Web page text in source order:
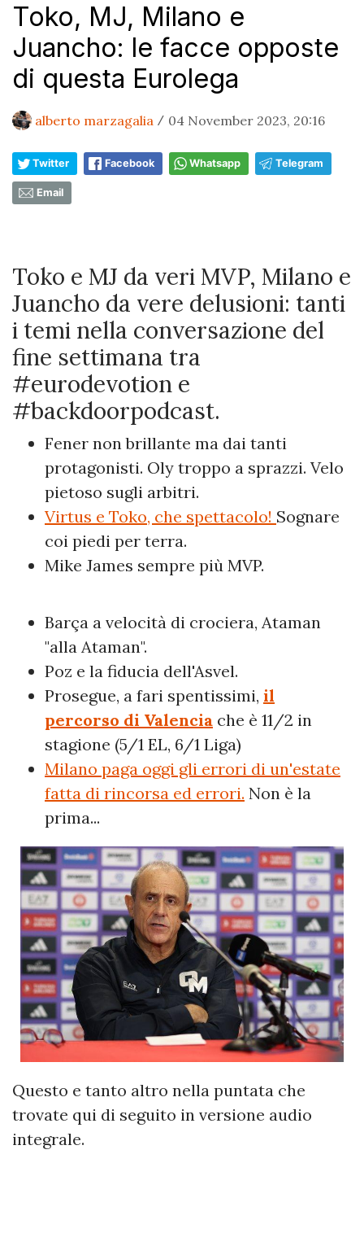
Toko, MJ, Milano e
Juancho: le facce opposte
di questa Eurolega
alberto marzagalia / 04 November 2023, 20:16
Twitter Facebook Whatsapp Telegram
Email
Toko e MJ da veri MVP, Milano e
Juancho da vere delusioni: tanti
i temi nella conversazione del
fine settimana tra
#eurodevotion e
#backdoorpodcast.
Fener non brillante ma dai tanti
protagonisti. Oly troppo a sprazzi. Velo
pietoso sugli arbitri.
Virtus e Toko, che spettacolo! Sognare
coi piedi per terra.
Mike James sempre più MVP.
Barça a velocità di crociera, Ataman
"alla Ataman".
Poz e la fiducia dell'Asvel.
Prosegue, a fari spentissimi, il
percorso di Valencia che è 11/2 in
stagione (5/1 EL, 6/1 Liga)
Milano paga oggi gli errori di un'estate
fatta di rincorsa ed errori. Non è la
prima...
Questo e tanto altro nella puntata che
trovate qui di seguito in versione audio
integrale.